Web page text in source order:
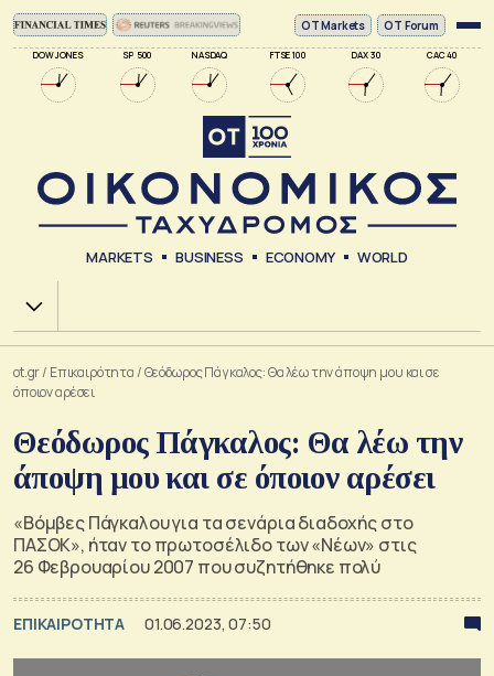
DOW JONES SP 500 NASDAQ FTSE 100 DAX 30 CAC 40
ΟΤ Markets OT Forum
MARKETS BUSINESS ECONOMY WORLD
Χ.Α.
ot.gr/ Επικαιρότητα /Θεόδωρος Πάγκαλος: Θα λέω την άποψη μου και σε
όποιον αρέσει
Θεόδωρος Πάγκαλος: Θα λέω την
άποψη μου και σε όποιον αρέσει
«Βόμβες Πάγκαλου για τα σενάρια διαδοχής στο
ΠΑΣΟΚ», ήταν το πρωτοσέλιδο των «Νέων» στις
26 Φεβρουαρίου 2007 που συζητήθηκε πολύ
ΕΠΙΚΑΙΡΟΤΗΤΑ 01.06.2023, 07:50